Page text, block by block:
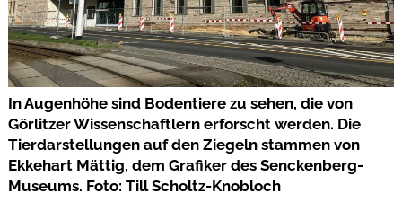
In Augenhöhe sind Bodentiere zu sehen, die von
Görlitzer Wissenschaftlern erforscht werden. Die
Tierdarstellungen auf den Ziegeln stammen von
Ekkehart Mättig, dem Grafiker des Senckenberg-
Museums. Foto: Till Scholtz-Knobloch